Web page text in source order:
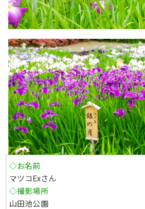
◇お名前
マツコExさん
◇撮影場所
山田池公園